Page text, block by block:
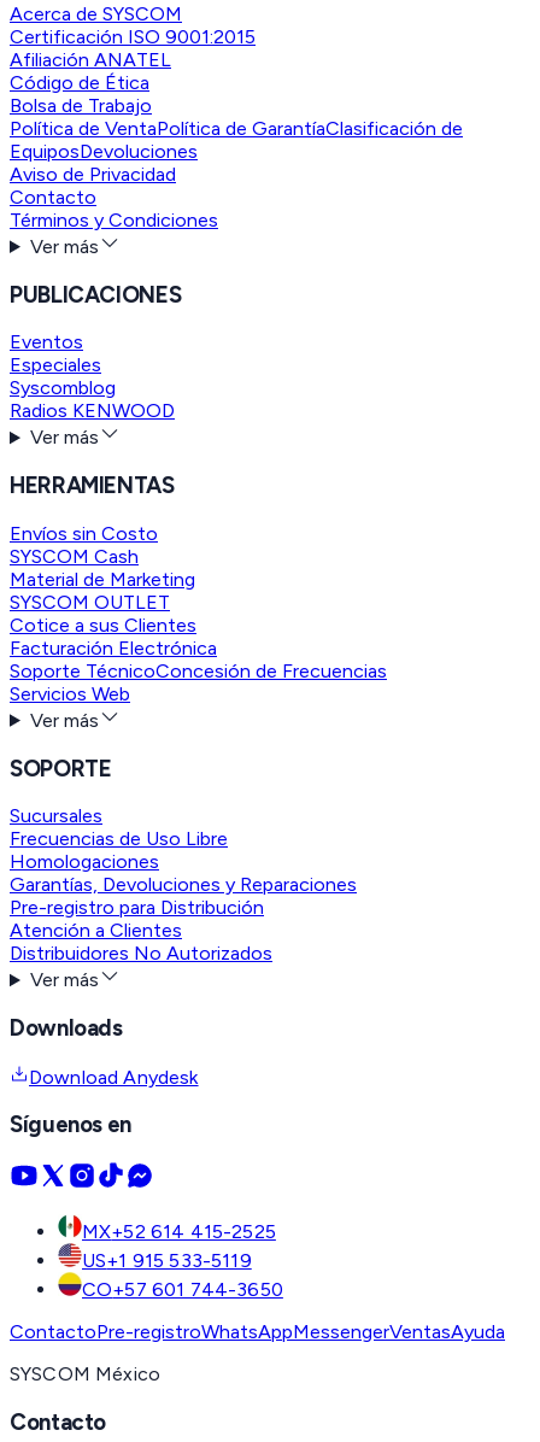
Acerca de SYSCOM
Certificación ISO 9001:2015
Afiliación ANATEL
Código de Ética
Bolsa de Trabajo
Política de VentaPolítica de GarantíaClasificación de
EquiposDevoluciones
Aviso de Privacidad
Contacto
Términos y Condiciones
Ver más
PUBLICACIONES
Eventos
Especiales
Syscomblog
Radios KENWOOD
Ver más
HERRAMIENTAS
Envíos sin Costo
SYSCOM Cash
Material de Marketing
SYSCOM OUTLET
Cotice a sus Clientes
Facturación Electrónica
Soporte TécnicoConcesión de Frecuencias
Servicios Web
Ver más
SOPORTE
Sucursales
Frecuencias de Uso Libre
Homologaciones
Garantías, Devoluciones y Reparaciones
Pre-registro para Distribución
Atención a Clientes
Distribuidores No Autorizados
Ver más
Downloads
Download Anydesk
Síguenos en
MX+52 614 415-2525
US+1 915 533-5119
CO+57 601 744-3650
ContactoPre-registroWhatsAppMessengerVentasAyuda
SYSCOM México
Contacto